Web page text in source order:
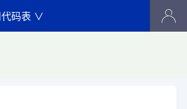
代码表 ∨